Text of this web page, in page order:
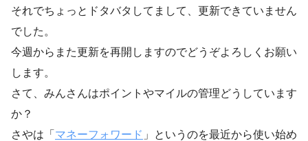
それでちょっとドタバタしてまして、更新できていません
でした。
今週からまた更新を再開しますのでどうぞよろしくお願い
します。
さて、みんさんはポイントやマイルの管理どうしています
か？
さやは「 マネーフォワード 」というのを最近から使い始め